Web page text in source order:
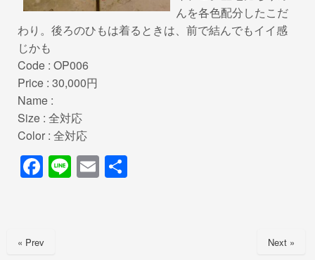
んを各色配分したこだ
わり。後ろのひもは着るときは、前で結んでもイイ感
じかも
Code : OP006
Price : 30,000円
Name :
Size : 全対応
Color : 全対応
F
e
Li E
« Prev Next »